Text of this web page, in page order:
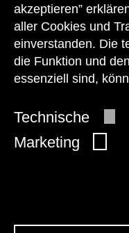
akzeptieren”
aller Cookies und
einverstanden. Die
die Funktion und
essenziell sind,
Technische
Marketing